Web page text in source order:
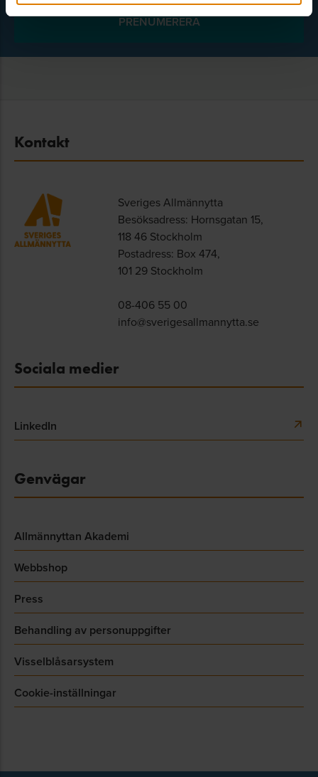
Kontakt
Sveriges Allmännytta
Besöksadress: Hornsgatan 15,
118 46 Stockholm
Postadress: Box 474,
101 29 Stockholm
08-406 55 00
info@sverigesallmannytta.se
Sociala medier
LinkedIn
Genvägar
Allmännyttan Akademi
Webbshop
Press
Behandling av personuppgifter
Visselblåsarsystem
Cookie-inställningar